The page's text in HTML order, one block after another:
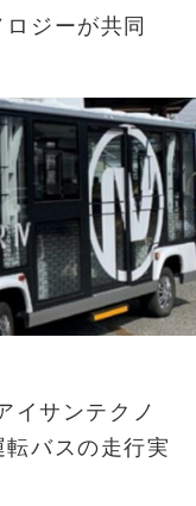
ジーが共同
イサンテクノ
バスの走行実